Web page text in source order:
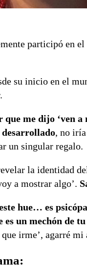
participó en
su inicio en el
me dijo ‘ven
, no
un singular regalo.
la identidad
a mostrar algo’.
hue… es
un mechón de
irme’, agarré